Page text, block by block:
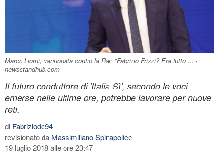
Marco Liorni, cannonata contro la Rai: "Fabrizio Frizzi? Era tutto ... -
newsstandhub.com
Il futuro conduttore di 'Italia Sì', secondo le voci
emerse nelle ultime ore, potrebbe lavorare per nuove
reti.
di Fabriziodc94
revisionato da Massimiliano Spinapolice
19 luglio 2018 alle ore 23:47